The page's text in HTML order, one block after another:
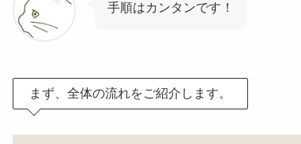
手順はカンタンです！
まず、全体の流れをご紹介します。